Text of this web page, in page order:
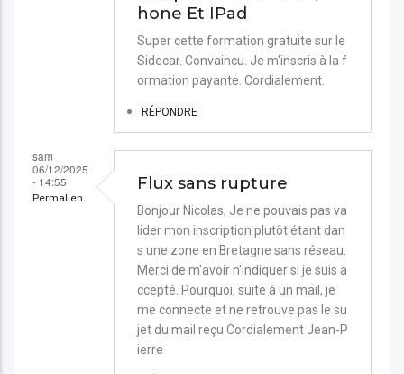
hone Et IPad
Super cette formation gratuite sur le
Sidecar. Convaincu. Je m'inscris à la f
ormation payante. Cordialement.
RÉPONDRE
sam
06/12/2025
- 14:55
Permalien
Flux sans rupture
Bonjour Nicolas, Je ne pouvais pas va
lider mon inscription plutôt étant dan
s une zone en Bretagne sans réseau.
Merci de m'avoir n'indiquer si je suis a
ccepté. Pourquoi, suite à un mail, je
me connecte et ne retrouve pas le su
jet du mail reçu Cordialement Jean-P
ierre